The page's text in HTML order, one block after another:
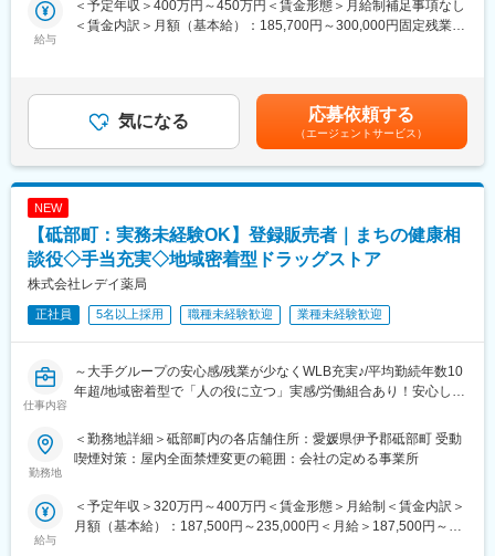
第二新卒の未経験者をお迎えし、先輩社員の指導の下、徐々に仕
全体60％以上です！）
品等も取り扱っており、まずは商流や商品知識などの全体的理解
に努めて頂きます。
◇クライアント分野やエリア毎に担当が分かれるため、下記大き
（1）大学の研究室…教授の研究をサポートします（学部不問）
（3）官公庁関連…水産試験場／果樹試験場、水質調査、警察の鑑
定関連等で地域社会や産業に貢献します。
供等を行います。
ーや研究者と共に、新薬開発や工業分野、新技術開発など様々な
研究開発へのサポートを通して貢献しています。
給与
＜予定年収＞400万円～450万円＜賃金形態＞月給制補足事項なし
＜賃金内訳＞月額（基本給）：185,700円～300,000円固定残業手
給与補足＞※給与詳細は経験・能力・年齢を考慮の上、決定しま
す。■昇給：年1回■賞与：年3回（決算賞与含む）※３～６か月分■
決算賞与：30年連続支給賃金はあくまでも目安の金額であり、選
考を通じて上下する可能性があります。月給(月額)は固定手当を含
めた表記です。
気になる 応募依頼する
（エージェントサービス）
NEW
【砥部町：実務未経験OK】登録販売者｜まちの健康相
談役◇手当充実◇地域密着型ドラッグストア
株式会社レデイ薬局
正社員 5名以上採用 職種未経験歓迎 業種未経験歓迎
仕事内容
～大手グループの安心感/残業が少なくWLB充実♪/平均勤続年数10
年超/地域密着型で「人の役に立つ」実感/労働組合あり！安心して
■仕事内容：
まずは、レジ業務や商品管理などの基礎業務からスタートし、店
舗運営の基本を学んでいただきます。
勤務地
＜勤務地詳細＞砥部町内の各店舗住所：愛媛県伊予郡砥部町 受動
喫煙対策：屋内全面禁煙変更の範囲：会社の定める事業所
給与
＜予定年収＞320万円～400万円＜賃金形態＞月給制＜賃金内訳＞
月額（基本給）：187,500円～235,000円＜月給＞187,500円～